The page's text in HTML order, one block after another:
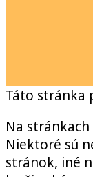
Táto stránka
Na
Niektoré sú
stránok, iné